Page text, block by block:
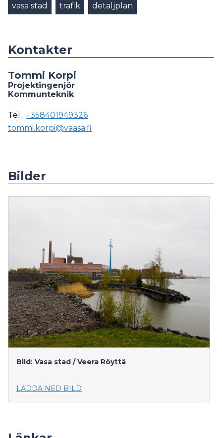
vasa stad trafik detaljplan
Kontakter
Tommi Korpi
Projektingenjör
Kommunteknik
Tel: +358401949326
tommi.korpi@vaasa.fi
Bilder
Bild: Vasa stad / Veera Röyttä
LADDA NED BILD